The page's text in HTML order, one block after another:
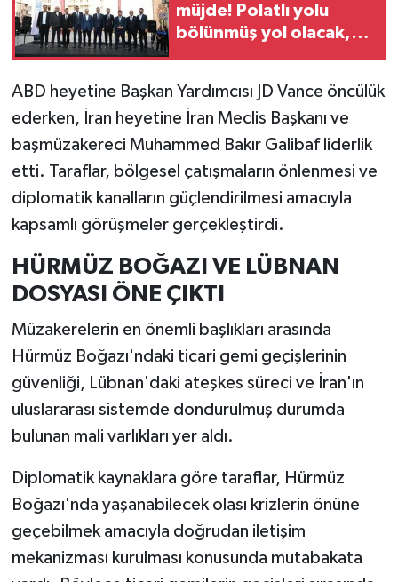
müjde! Polatlı yolu
bölünmüş yol olacak,
ABD heyetine Başkan Yardımcısı JD Vance öncülük
ederken, İran heyetine İran Meclis Başkanı ve
başmüzakereci Muhammed Bakır Galibaf liderlik
etti. Taraflar, bölgesel çatışmaların önlenmesi ve
diplomatik kanalların güçlendirilmesi amacıyla
kapsamlı görüşmeler gerçekleştirdi.
HÜRMÜZ BOĞAZI VE LÜBNAN
DOSYASI ÖNE ÇIKTI
Müzakerelerin en önemli başlıkları arasında
Hürmüz Boğazı'ndaki ticari gemi geçişlerinin
güvenliği, Lübnan'daki ateşkes süreci ve İran'ın
uluslararası sistemde dondurulmuş durumda
bulunan mali varlıkları yer aldı.
Diplomatik kaynaklara göre taraflar, Hürmüz
Boğazı'nda yaşanabilecek olası krizlerin önüne
geçebilmek amacıyla doğrudan iletişim
mekanizması kurulması konusunda mutabakata